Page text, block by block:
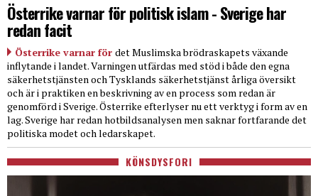
Österrike varnar för politisk islam - Sverige har
redan facit
Österrike varnar för det Muslimska brödraskapets växande
inflytande i landet. Varningen utfärdas med stöd i både den egna
säkerhetstjänsten och Tysklands säkerhetstjänst årliga översikt
och är i praktiken en beskrivning av en process som redan är
genomförd i Sverige. Österrike efterlyser nu ett verktyg i form av en
lag. Sverige har redan hotbildsanalysen men saknar fortfarande det
politiska modet och ledarskapet.
KÖNSDYSFORI